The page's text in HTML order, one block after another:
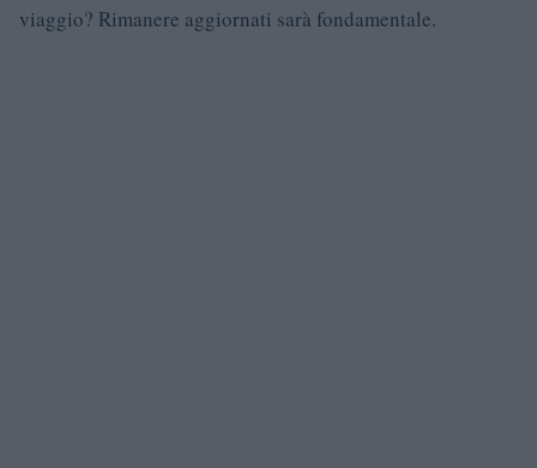
viaggio? Rimanere aggiornati sarà fondamentale.